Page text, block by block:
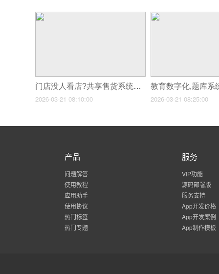
门店没人看店?共享售货系统了解下!
2026-03-21 08:10:00
教育数字化,题库系
2026-03-21 08:25:00
产品
问题解答
使用教程
应用助手
使用协议
热门标签
热门专题
服务
VIP功能
源码部署版
服务支持
App开发价格
App开发案例
App制作模板